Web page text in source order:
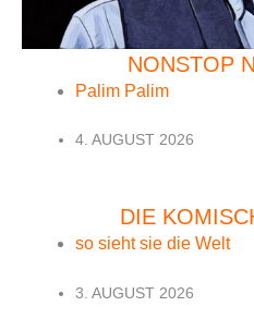
NONSTOP
Palim Palim
4. AUGUST 2026
DIE
so sieht sie die Welt
3. AUGUST 2026